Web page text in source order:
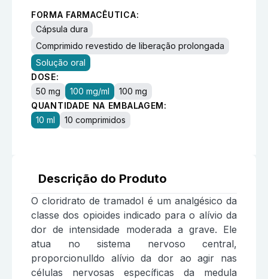
FORMA FARMACÊUTICA:
Cápsula dura
Comprimido revestido de liberação prolongada
Solução oral
DOSE:
50 mg
100 mg/ml
100 mg
QUANTIDADE NA EMBALAGEM:
10 ml
10 comprimidos
Descrição do Produto
O cloridrato de tramadol é um analgésico da
classe dos opioides indicado para o alívio da
dor de intensidade moderada a grave. Ele
atua no sistema nervoso central,
proporcionulldo alívio da dor ao agir nas
células nervosas específicas da medula